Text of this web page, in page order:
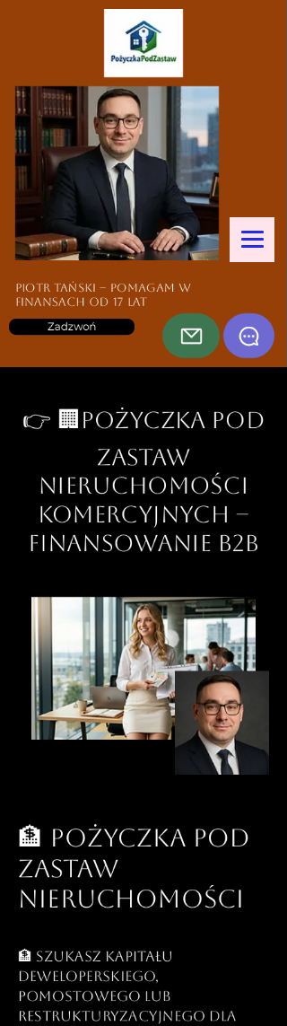
Zadzwoń
Piotr Tański – pomagam w
finansach od 17 lat
👉 🏢Pożyczka pod
zastaw
nieruchomości
komercyjnych –
Finansowanie B2B
🏦 Pożyczka pod
zastaw
nieruchomości
🏦 Szukasz kapitału
deweloperskiego,
pomostowego lub
restrukturyzacyjnego dla